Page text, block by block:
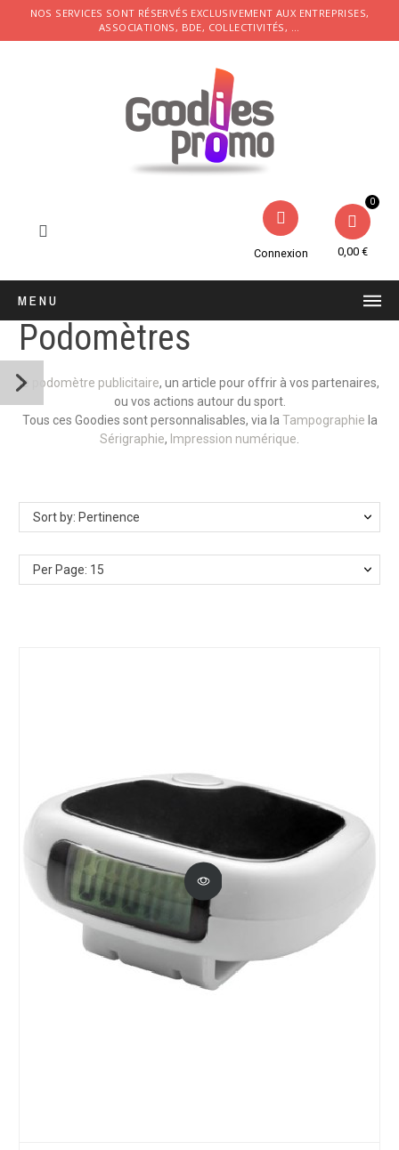
NOS SERVICES SONT RÉSERVÉS EXCLUSIVEMENT AUX ENTREPRISES,
ASSOCIATIONS, BDE, COLLECTIVITÉS, ...
Connexion 0,00 €
MENU
Podomètres
le podomètre publicitaire, un article pour offrir à vos partenaires,
ou vos actions autour du sport.
Tous ces Goodies sont personnalisables, via la Tampographie la
Sérigraphie, Impression numérique
Sort by: Pertinence
Per Page: 15